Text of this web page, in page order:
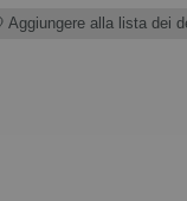
Aggiungere alla lista dei